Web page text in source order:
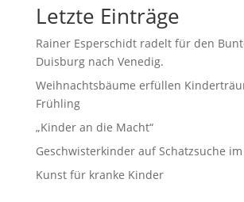
Letzte Einträge
Rainer Esperschidt radelt für den
Duisburg nach Venedig.
Weihnachtsbäume erfüllen
Frühling
„Kinder an die Macht“
Geschwisterkinder auf Schatzsuche
Kunst für kranke Kinder